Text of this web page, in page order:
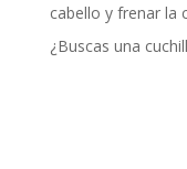
cabello y frenar la
¿Buscas una